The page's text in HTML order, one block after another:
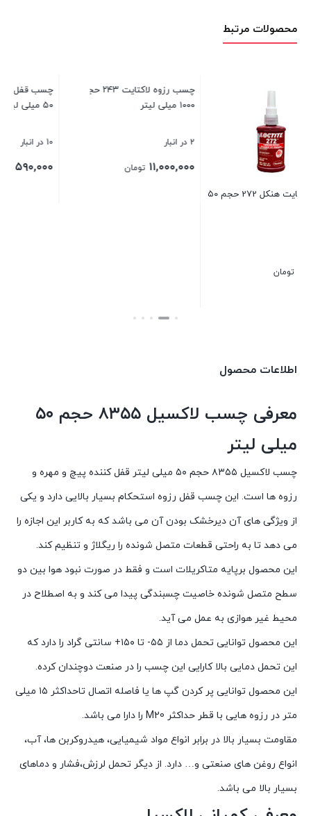
محصولات مرتبط
۱۱,۰۰۰,۰۰۰
چسب قفل رزوه لاکتایت ۲۷۰ حجم
۵۰ میلی لیتر
۵۹۰,۰۰۰
اطلاعات محصول
معرفی چسب لاکسیل ۸۳۵۵ حجم ۵۰
میلی لیتر
چسب لاکسیل ۸۳۵۵ حجم ۵۰ میلی لیتر قفل کننده پیچ و مهره و
رزوه ها است. این چسب قفل رزوه استحکام بسیار بالایی دارد و یکی
از ویژگی های آن دیرخشک بودن آن می باشد که به کاربر این اجازه را
می دهد تا به راحتی قطعات متصل شونده را ریگلاژ و تنظیم کند.
این محصول برپایه متاکریلات است و فقط در صورت نبود هوا بین دو
سطح متصل شونده خاصیت چسبندگی پیدا می کند و به اصطلاح در
محیط غیر هوازی به عمل می آید.
این محصول توانایی تحمل دما از ۵۵- تا ۱۵۰+ سانتی گراد را دارد که
این تحمل دمایی بالا کارایی این چسب را در صنعت دوچندان کرده.
این محصول توانایی پر کردن گپ ها یا فاصله اتصال تاحداکثر ۱۵ میلی
متر در رزوه هایی با قطر حداکثر M20 را دارا می باشد.
مقاومت بسیار بالا در برابر انواع مواد شیمیایی، هیدروکربن ها، آب،
انواع روغن های صنعتی و… دارد. از دیگر تحمل لرزش،فشار و دماهای
بسیار بالا می باشد.